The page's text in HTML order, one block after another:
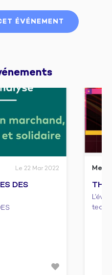
ÉVÉNEMENT
Le 22 Mar 2022
DES
tech